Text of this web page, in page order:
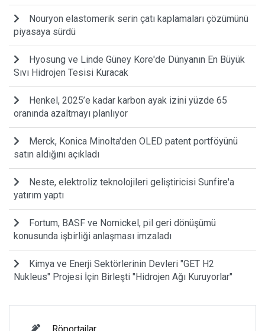
Nouryon elastomerik serin çatı kaplamaları çözümünü
piyasaya sürdü
Hyosung ve Linde Güney Kore'de Dünyanın En Büyük
Sıvı Hidrojen Tesisi Kuracak
Henkel, 2025’e kadar karbon ayak izini yüzde 65
oranında azaltmayı planlıyor
Merck, Konica Minolta'den OLED patent portföyünü
satın aldığını açıkladı
Neste, elektroliz teknolojileri geliştiricisi Sunfire'a
yatırım yaptı
Fortum, BASF ve Nornickel, pil geri dönüşümü
konusunda işbirliği anlaşması imzaladı
Kimya ve Enerji Sektörlerinin Devleri "GET H2
Nukleus" Projesi İçin Birleşti "Hidrojen Ağı Kuruyorlar"